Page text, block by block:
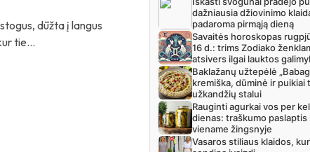
dūžta į langus
tie...